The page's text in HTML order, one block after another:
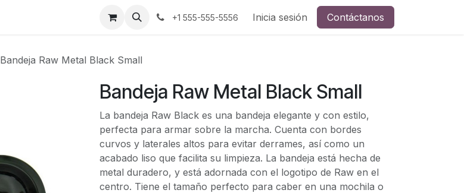
+1 555-555-5556 Inicia sesión Contáctanos
Bandeja Raw Metal Black Small
Bandeja Raw Metal Black Small
La bandeja Raw Black es una bandeja elegante y con estilo,
perfecta para armar sobre la marcha. Cuenta con bordes
curvos y laterales altos para evitar derrames, así como un
acabado liso que facilita su limpieza. La bandeja está hecha de
metal duradero, y está adornada con el logotipo de Raw en el
centro. Tiene el tamaño perfecto para caber en una mochila o